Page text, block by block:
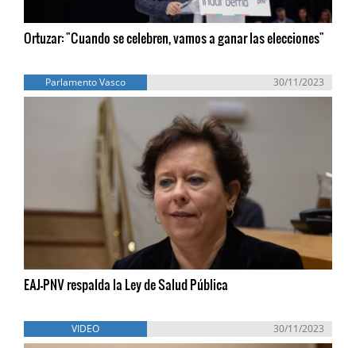
Ortuzar: "Cuando se celebren, vamos a ganar las elecciones"
Parlamento Vasco 30/11/2023
EAJ-PNV respalda la Ley de Salud Pública
VIDEO 30/11/2023